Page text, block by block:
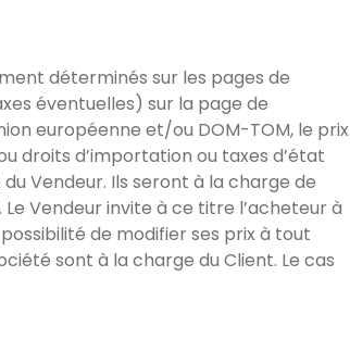
déterminés sur les pages de
éventuelles) sur la page de
européenne et/ou DOM-TOM, le prix
droits d’importation ou taxes d’état
Vendeur. Ils seront à la charge de
Vendeur invite à ce titre l’acheteur à
de modifier ses prix à tout
sont à la charge du Client. Le cas